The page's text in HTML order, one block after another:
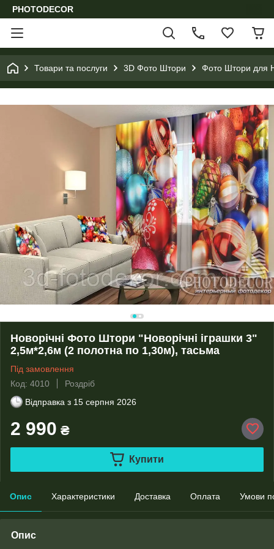
PHOTODECOR
Товари та послуги 3D Фото Штори Фото Штори для
Новорічні Фото Штори "Новорічні іграшки 3"
2,5м*2,6м (2 полотна по 1,30м), тасьма
Під замовлення
Код: 4010
Роздріб
Відправка з 15 серпня 2026
2 990 ₴
Купити
Опис Характеристики Доставка Оплата Умови
Опис